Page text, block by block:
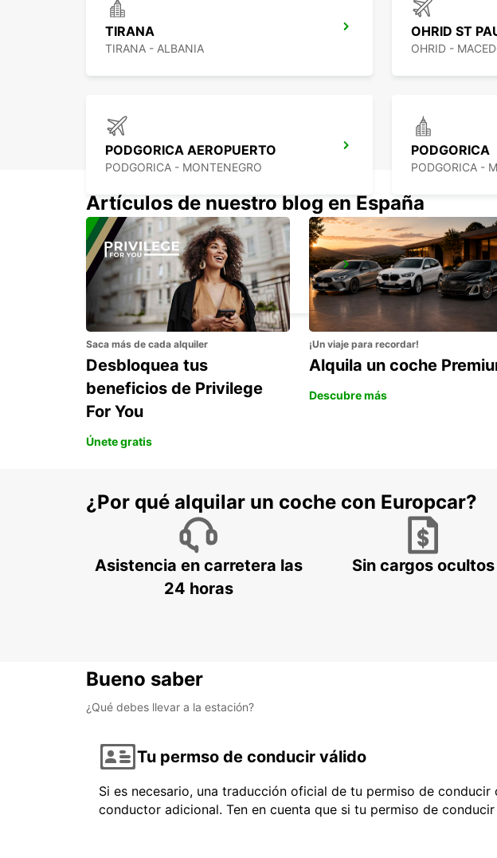
TIRANA
TIRANA - ALBANIA OHRID -
PODGORICA AEROPUERTO
PODGORICA - MONTENEGRO
PODGORICA
PODGORICA -
TIVAT AEROPUERTO
TIVAT - MONTENEGRO SKOPJE -
Artículos de nuestro blog en España
Saca más de cada alquiler
Desbloquea tus
beneficios de Privilege
For You
Únete gratis
¡Un viaje para recordar!
Alquila un coche
Descubre más
¿Por qué alquilar un coche con Europcar?
Asistencia en carretera las
24 horas
Sin cargos ocultos
Bueno saber
¿Qué debes llevar a la estación?
Tu permso de conducir válido
Si es necesario, una traducción oficial de tu permiso de
conductor adicional. Ten en cuenta que si tu permiso de